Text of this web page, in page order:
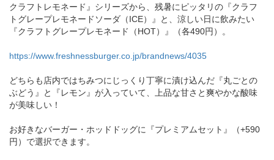
クラフトレモネード』シリーズから、残暑にピッタリの『クラフ
トグレープレモネードソーダ（ICE）』と、涼しい日に飲みたい
『クラフトグレープレモネード（HOT）』（各490円）。
https://www.freshnessburger.co.jp/brandnews/4035
どちらも店内ではちみつにじっくり丁寧に漬け込んだ『丸ごとの
ぶどう』と『レモン』が入っていて、上品な甘さと爽やかな酸味
が美味しい！
お好きなバーガー・ホッドドッグに『プレミアムセット』（+590
円）で選択できます。